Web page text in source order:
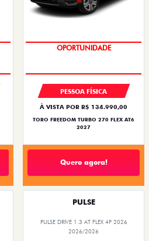
PESSOA FÍSICA
À VISTA POR R$ 134.990,00
TORO FREEDOM TURBO 270 FLEX AT6
2027
Quero agora!
PULSE
PULSE DRIVE 1.3 AT FLEX 4P 2026
2026/2026